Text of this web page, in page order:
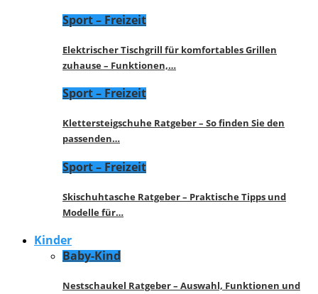
Sport – Freizeit
Elektrischer Tischgrill für komfortables Grillen
zuhause – Funktionen,…
Sport – Freizeit
Klettersteigschuhe Ratgeber – So finden Sie den
passenden…
Sport – Freizeit
Skischuhtasche Ratgeber – Praktische Tipps und
Modelle für…
Kinder
Baby-Kind
Nestschaukel Ratgeber – Auswahl, Funktionen und